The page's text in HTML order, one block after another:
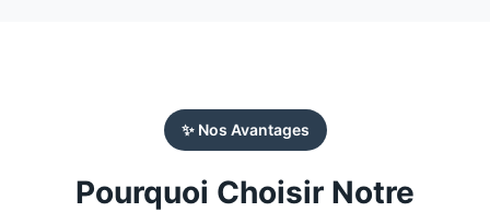
✨ Nos Avantages
Pourquoi Choisir Notre